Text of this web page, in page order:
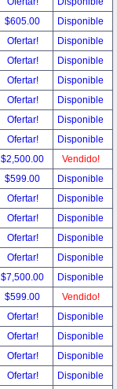
$605.00
Disponible
Ofertar!
Disponible
Ofertar!
Disponible
Ofertar!
Disponible
Ofertar!
Disponible
Ofertar!
Disponible
Ofertar!
Disponible
$2,500.00
Vendido!
$599.00
Disponible
Ofertar!
Disponible
Ofertar!
Disponible
Ofertar!
Disponible
Ofertar!
Disponible
$7,500.00
Disponible
$599.00
Vendido!
Ofertar!
Disponible
Ofertar!
Disponible
Ofertar!
Disponible
Ofertar!
Disponible